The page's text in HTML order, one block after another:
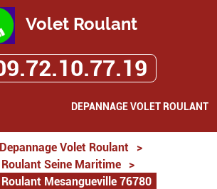
Volet Roulant
DEPANNAGE VOLET ROULANT
Depannage Volet Roulant
>
Seine Maritime
>
Mesangueville 76780